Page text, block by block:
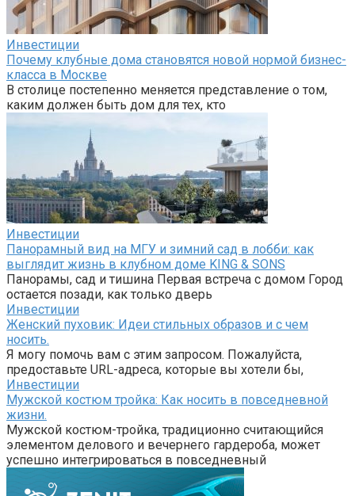
Инвестиции
Почему клубные дома становятся новой нормой бизнес-
класса в Москве
В столице постепенно меняется представление о том,
каким должен быть дом для тех, кто
Инвестиции
Панорамный вид на МГУ и зимний сад в лобби: как
выглядит жизнь в клубном доме KING & SONS
Панорамы, сад и тишина Первая встреча с домом Город
остается позади, как только дверь
Инвестиции
Женский пуховик: Идеи стильных образов и с чем
носить.
Я могу помочь вам с этим запросом. Пожалуйста,
предоставьте URL-адреса, которые вы хотели бы,
Инвестиции
Мужской костюм тройка: Как носить в повседневной
жизни.
Мужской костюм-тройка, традиционно считающийся
элементом делового и вечернего гардероба, может
успешно интегрироваться в повседневный